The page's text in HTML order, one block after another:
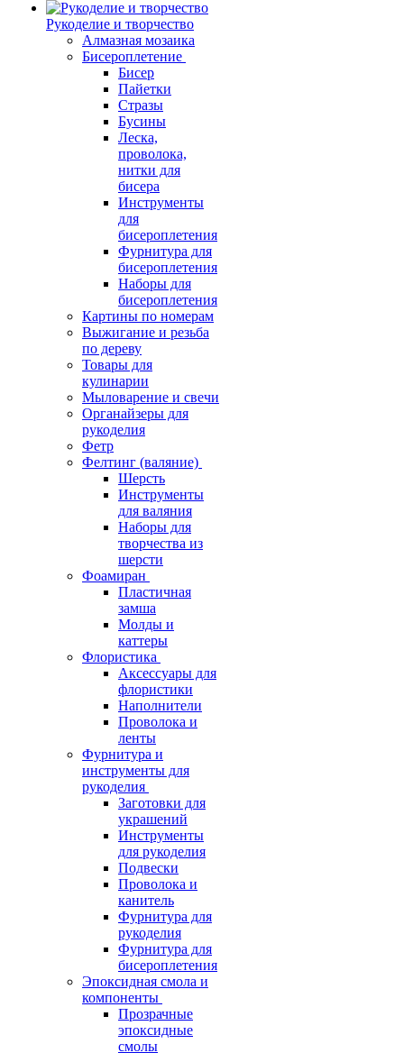
Рукоделие и творчество
Алмазная мозаика
Бисероплетение
Бисер
Пайетки
Стразы
Бусины
Леска,
проволока,
нитки для
бисера
Инструменты
для
бисероплетения
Фурнитура для
бисероплетения
Наборы для
бисероплетения
Картины по номерам
Выжигание и резьба
по дереву
Товары для
кулинарии
Мыловарение и свечи
Органайзеры для
рукоделия
Фетр
Фелтинг (валяние)
Шерсть
Инструменты
для валяния
Наборы для
творчества из
шерсти
Фоамиран
Пластичная
замша
Молды и
каттеры
Флористика
Аксессуары для
флористики
Наполнители
Проволока и
ленты
Фурнитура и
инструменты для
рукоделия
Заготовки для
украшений
Инструменты
для рукоделия
Подвески
Проволока и
канитель
Фурнитура для
рукоделия
Фурнитура для
бисероплетения
Эпоксидная смола и
компоненты
Прозрачные
эпоксидные
смолы